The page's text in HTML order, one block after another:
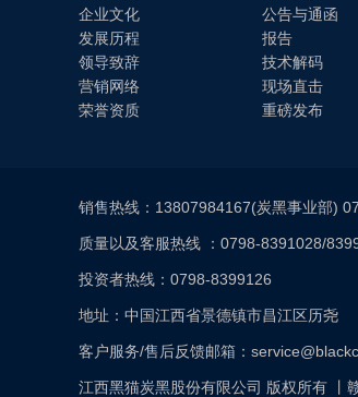
企业文化
发展历程
领导致辞
营销网络
荣誉资质
公告与通函
报告
技术解码
现场直击
重磅发布
销售热线：13807984167(炭黑事业部)
质量以及客服热线 ：0798-8391028/
投资者热线：0798-8399126
地址：中国江西省景德镇市昌江区历尧
客户服务/售后反馈邮箱：
江西黑猫炭黑股份有限公司 版权所有 丨